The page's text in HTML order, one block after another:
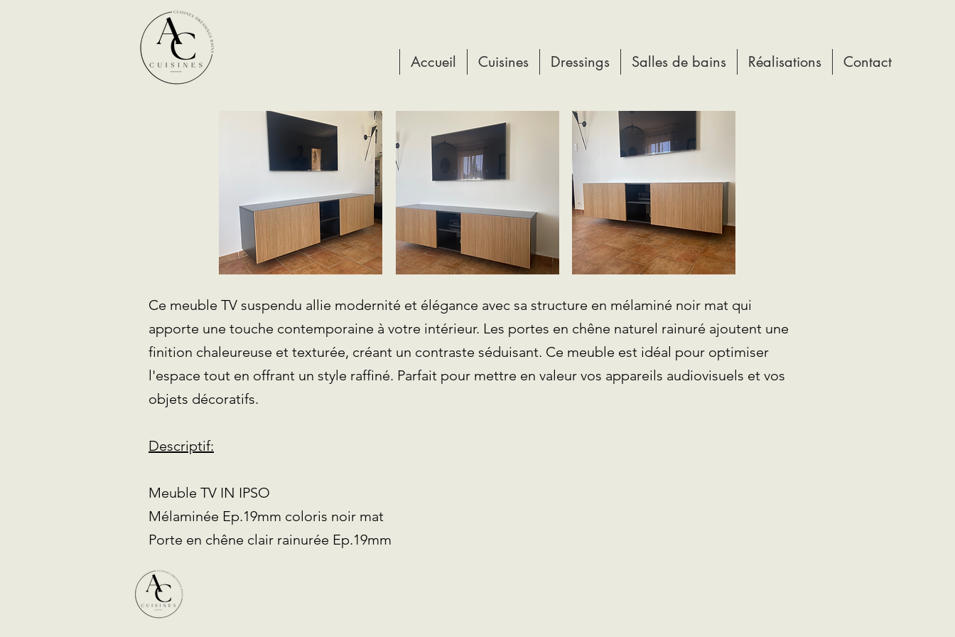
Accueil Cuisines Dressings Salles de bains Réalisations Contact
Ce meuble TV suspendu allie modernité et élégance avec sa structure en mélaminé noir mat qui
apporte une touche contemporaine à votre intérieur. Les portes en chêne naturel rainuré ajoutent une
finition chaleureuse et texturée, créant un contraste séduisant. Ce meuble est idéal pour optimiser
l'espace tout en offrant un style raffiné. Parfait pour mettre en valeur vos appareils audiovisuels et vos
objets décoratifs.
Descriptif:
Meuble TV IN IPSO
Mélaminée Ep.19mm coloris noir mat
Porte en chêne clair rainurée Ep.19mm